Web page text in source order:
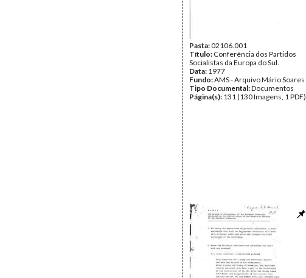
Pasta:02106.001
Título: Conferência dos Partidos
Socialistas da Europa do Sul.
Data: 1977
Fundo:AMS - Arquivo Mário Soares
Tipo Documental:Documentos
Página(s): 131 (130 Imagens, 1 PDF)